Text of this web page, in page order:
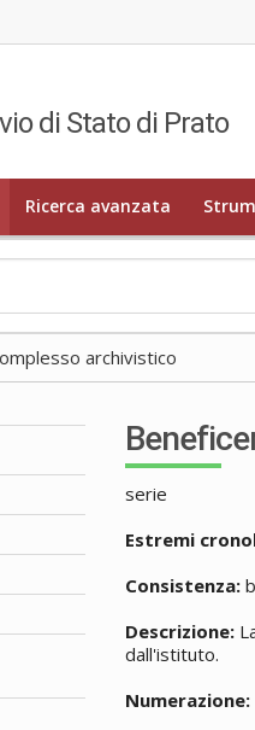
di Stato di Prato
Ricerca avanzata
archivistico
serie
Estremi
Consistenza:
Descrizione:
dall'istituto.
Numerazione: